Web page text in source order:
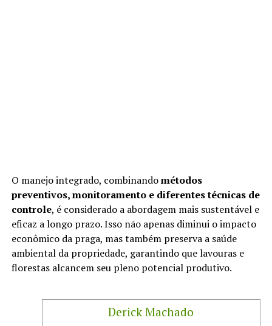
O manejo integrado, combinandométodos
preventivos, monitoramento e diferentes técnicas de
controle, é considerado a abordagem mais sustentável e
eficaz a longo prazo. Isso não apenas diminui o impacto
econômico da praga, mas também preserva a saúde
ambiental da propriedade, garantindo que lavouras e
florestas alcancem seu pleno potencial produtivo.
Derick Machado